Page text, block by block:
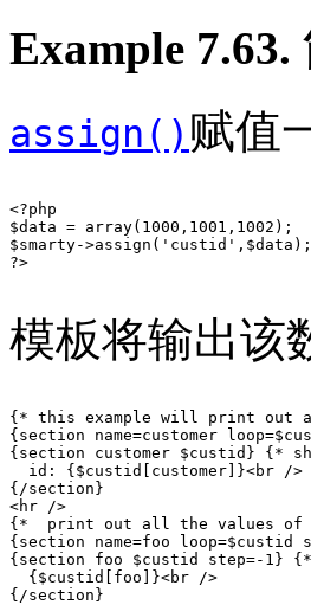
Example
assign() 赋值
<?php
$data = array(1000,1001,1002);
$smarty->assign('custid',$data);
?>
模板将输出该
{* this example will print out
{section name=customer
{section customer $custid} {*
  id: {$custid[customer]}<br />
{/section}
<hr />
{*  print out all the values of
{section name=foo loop=$custid
{section foo $custid step=-1}
  {$custid[foo]}<br />
{/section}